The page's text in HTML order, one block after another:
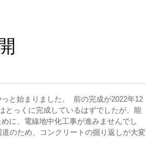
と始まりました。 前の完成が2022年12
とっくに完成しているはずでしたが、能
に、電線地中化工事が進みませんでし
のため、コンクリートの掘り返しが大変